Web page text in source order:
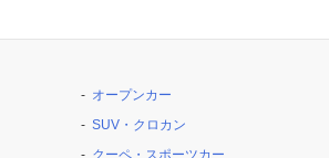
オープンカー
SUV・クロカン